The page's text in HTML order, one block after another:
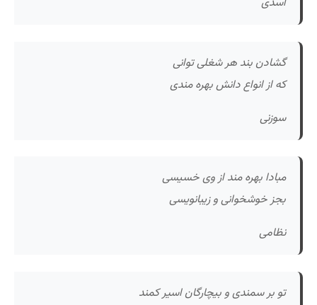
گشادن بند هر شغلی توانی
که از انواع دانش بهره مندی
سوزنی
مبادا بهره مند از وی خسیسی
بجز خوشخوانی و زیبانویسی
نظامی
تو بر سمندی و بیچارگان اسیر کمند